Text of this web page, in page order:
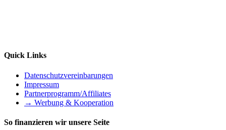
Quick Links
Datenschutzvereinbarungen
Impressum
Partnerprogramm/Affiliates
→ Werbung & Kooperation
So finanzieren wir unsere Seite